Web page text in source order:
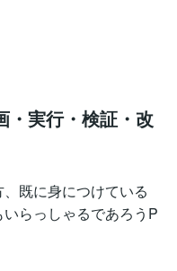
・実行・検証・改
既に身につけている
らっしゃるであろうP